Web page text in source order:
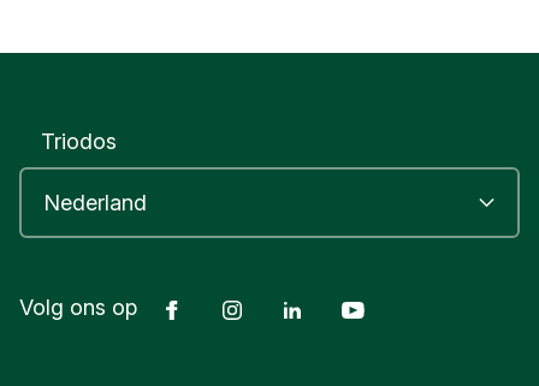
Triodos
Volg ons op FacebookInstagramLinkedIn